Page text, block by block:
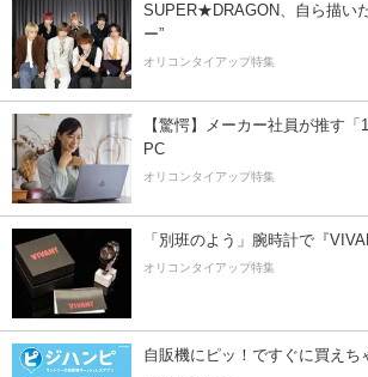
SUPER★DRAGON、自ら描い
ー”
オリコンタイアップ特集
【驚愕】メーカー社員が推す
PC
オリコンタイアップ特集
「別班のよう」腕時計で『
オリコンタイアップ特集
自販機にピッ！ですぐに買えち